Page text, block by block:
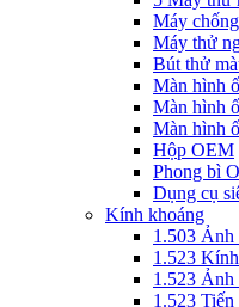
Máy
Máy thử
Bút thử
Màn hình
Màn hình
Màn hình
Hộp OEM
Phong bì
Dụng cụ
Kính khoáng
1.503 Ảnh
1.523
1.523
1.523 Tiến